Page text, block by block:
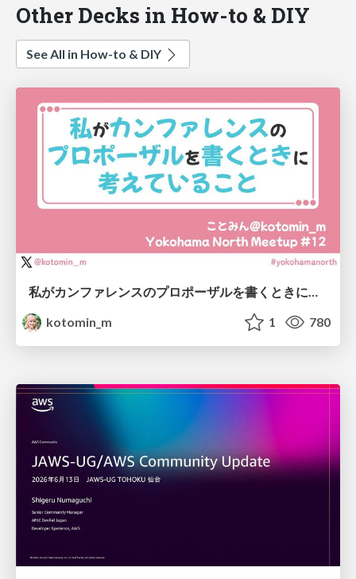
Other Decks in How-to & DIY
See All in How-to & DIY
kotomin_m
1 780